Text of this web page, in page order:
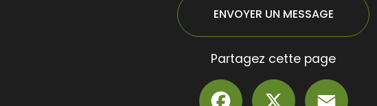
ENVOYER UN MESSAGE
Partagez cette page
Facebook